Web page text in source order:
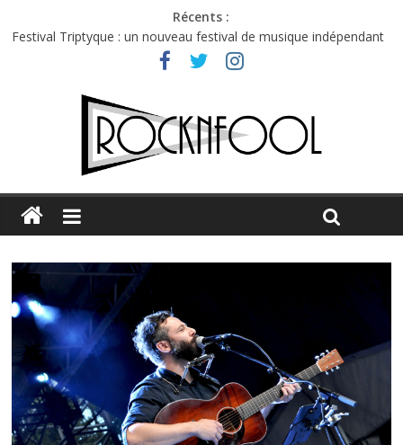
Récents :
Festival Triptyque : un nouveau festival de musique indépendant
Hellfest 2026 vendredi : température et émotions en hausse
Hellfest 2026 jeudi : impossible de choisir entre chaleur et bonne
Première édition du Midgard Festival : entre bière, métal et
Charlie Puth à l’Olympia : la leçon de pop du Professeur Puth